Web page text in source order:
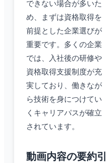
できない場合が多いた
め、まずは資格取得を
前提とした企業選びが
重要です。多くの企業
では、入社後の研修や
資格取得支援制度が充
実しており、働きなが
ら技術を身につけてい
くキャリアパスが確立
されています。
動画内容の要約引